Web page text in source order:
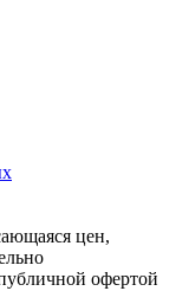
цен,
офертой